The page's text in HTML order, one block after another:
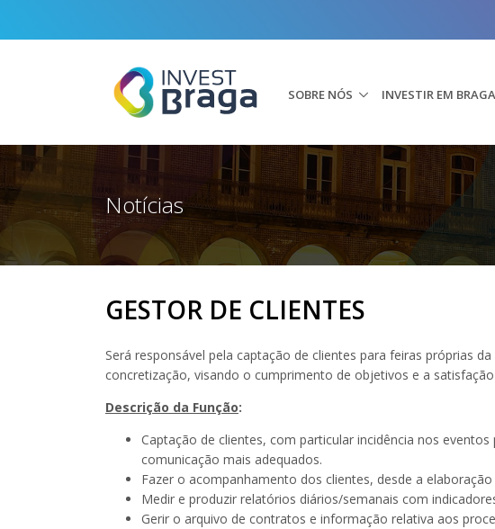
SOBRE NÓS INVESTIR EM BRAGA
Notícias
GESTOR DE CLIENTES
Será responsável pela captação de clientes para feiras próprias
concretização, visando o cumprimento de objetivos e a
Descrição da Função:
Captação de clientes, com particular incidência nos
comunicação mais adequados.
Fazer o acompanhamento dos clientes, desde a
Medir e produzir relatórios diários/semanais com
Gerir o arquivo de contratos e informação relativa aos